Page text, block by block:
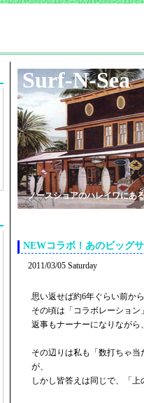
Surf-N-Sea
ノースショアのハレイワにあ
NEWコラボ！あのビッグ
2011/03/05 Saturday
思い返せば約6年ぐらい前か
その頃は「コラボレーション
返事もナーナーになりながら
その辺りは私も「数打ちゃ
が、
しかし皆答えは同じで、「上